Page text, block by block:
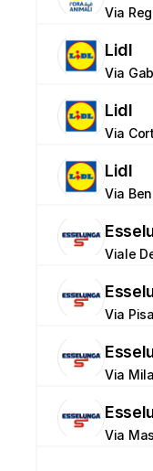
Via
Lidl
Via
Lidl
Via
Lidl
Via
Viale
Via
Via
Via